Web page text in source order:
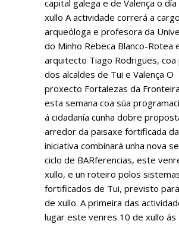
capital galega e de Valença o
xullo A actividade correrá a
arqueóloga e profesora da
do Minho Rebeca Blanco-Rotea
arquitecto Tiago Rodrigues, coa
dos alcaldes de Tui e Valença O
proxecto Fortalezas da
esta semana coa súa
á cidadanía cunha dobre
arredor da paisaxe fortificada
iniciativa combinará unha nova
ciclo de BARferencias, este
xullo, e un roteiro polos
fortificados de Tui, previsto
de xullo. A primeira das
lugar este venres 10 de xullo ás